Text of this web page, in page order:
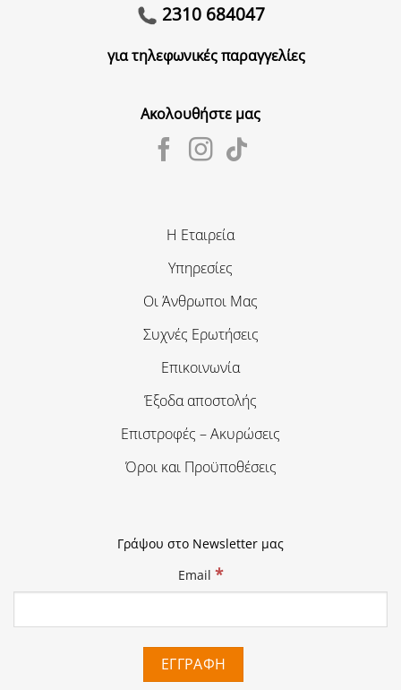
2310 684047
για τηλεφωνικές παραγγελίες
Ακολουθήστε μας
Η Εταιρεία
Υπηρεσίες
Οι Άνθρωποι Μας
Συχνές Ερωτήσεις
Επικοινωνία
Έξοδα αποστολής
Επιστροφές – Ακυρώσεις
Όροι και Προϋποθέσεις
Γράψου στο Newsletter μας
Email *